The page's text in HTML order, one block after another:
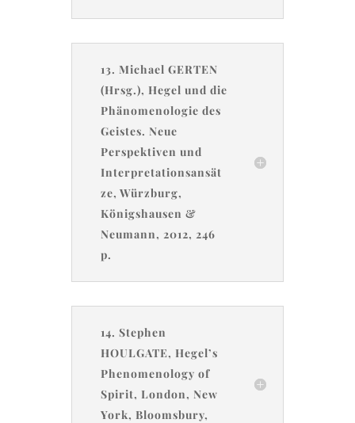
13. Michael GERTEN
(Hrsg.), Hegel und die
Phänomenologie des
Geistes. Neue
Perspektiven und
Interpretationsansät
ze, Würzburg,
Königshausen &
Neumann, 2012, 246
p.
14. Stephen
HOULGATE, Hegel’s
Phenomenology of
Spirit, London, New
York, Bloomsbury,